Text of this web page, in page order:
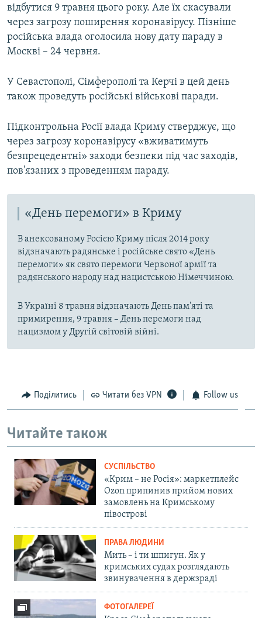
відбутися 9 травня цього року. Але їх скасували
через загрозу поширення коронавірусу. Пізніше
російська влада оголосила нову дату параду в
Москві – 24 червня.
У Севастополі, Сімферополі та Керчі в цей день
також проведуть російські військові паради.
Підконтрольна Росії влада Криму стверджує, що
через загрозу коронавірусу «вживатимуть
безпрецедентні» заходи безпеки під час заходів,
пов'язаних з проведенням параду.
«День перемоги» в Криму
В анексованому Росією Криму після 2014 року
відзначають радянське і російське свято «День
перемоги» як свято перемоги Червоної армії та
радянського народу над нацистською Німеччиною.
В Україні 8 травня відзначають День пам'яті та
примирення, 9 травня – День перемоги над
нацизмом у Другій світовій війні.
Поділитись Читати без VPN Follow us
Читайте також
СУСПІЛЬСТВО
«Крим – не Росія»: маркетплейс
Ozon припинив прийом нових
замовлень на Кримському
півострові
ПРАВА ЛЮДИНИ
Мить – і ти шпигун. Як у
кримських судах розглядають
звинувачення в держзраді
ФОТОГАЛЕРЕЇ